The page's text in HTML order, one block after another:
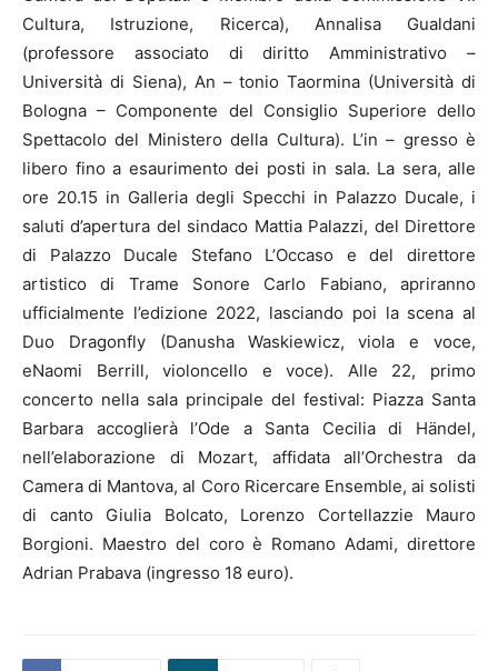
Cultura, Istruzione, Ricerca), Annalisa Gualdani
(professore associato di diritto Amministrativo –
Università di Siena), An – tonio Taormina (Università di
Bologna – Componente del Consiglio Superiore dello
Spettacolo del Ministero della Cultura). L’in – gresso è
libero fino a esaurimento dei posti in sala. La sera, alle
ore 20.15 in Galleria degli Specchi in Palazzo Ducale, i
saluti d’apertura del sindaco Mattia Palazzi, del Direttore
di Palazzo Ducale Stefano L’Occaso e del direttore
artistico di Trame Sonore Carlo Fabiano, apriranno
ufficialmente l’edizione 2022, lasciando poi la scena al
Duo Dragonfly (Danusha Waskiewicz, viola e voce,
eNaomi Berrill, violoncello e voce). Alle 22, primo
concerto nella sala principale del festival: Piazza Santa
Barbara accoglierà l’Ode a Santa Cecilia di Händel,
nell’elaborazione di Mozart, affidata all’Orchestra da
Camera di Mantova, al Coro Ricercare Ensemble, ai solisti
di canto Giulia Bolcato, Lorenzo Cortellazzie Mauro
Borgioni. Maestro del coro è Romano Adami, direttore
Adrian Prabava (ingresso 18 euro).